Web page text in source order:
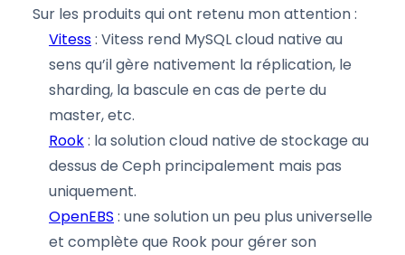
Sur les produits qui ont retenu mon attention :
Vitess: Vitess rend MySQL cloud native au
sens qu’il gère nativement la réplication, le
sharding, la bascule en cas de perte du
master, etc.
Rook: la solution cloud native de stockage au
dessus de Ceph principalement mais pas
uniquement.
OpenEBS : une solution un peu plus universelle
et complète que Rook pour gérer son